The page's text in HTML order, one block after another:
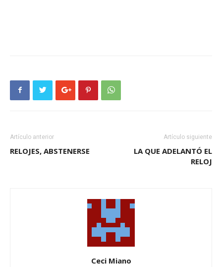
Artículo anterior
RELOJES, ABSTENERSE
Artículo siguiente
LA QUE ADELANTÓ EL
RELOJ
Ceci Miano